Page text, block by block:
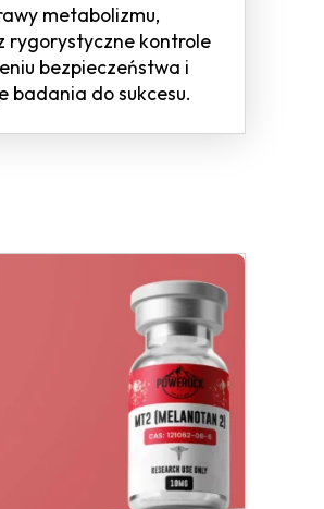
metabolizmu,
rygorystyczne kontrole
bezpieczeństwa i
badania do sukcesu.